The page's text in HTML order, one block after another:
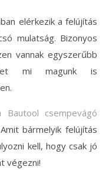
elérkezik a felújítás
mulatság. Bizonyos
vannak egyszerűbb
mi magunk is
Bautool csempevágó
bármelyik felújítás
kell, hogy csak jó
végezni!